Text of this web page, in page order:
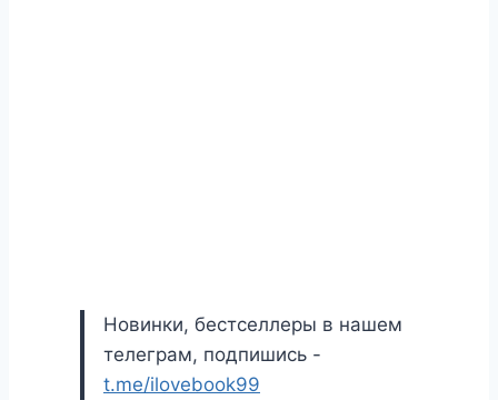
Новинки, бестселлеры в нашем
телеграм, подпишись -
t.me/ilovebook99